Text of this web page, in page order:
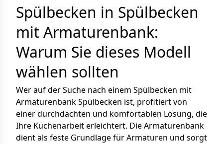
Spülbecken in Spülbecken
mit Armaturenbank:
Warum Sie dieses Modell
wählen sollten
Wer auf der Suche nach einem Spülbecken mit
Armaturenbank Spülbecken ist, profitiert von
einer durchdachten und komfortablen Lösung, die
Ihre Küchenarbeit erleichtert. Die Armaturenbank
dient als feste Grundlage für Armaturen und sorgt